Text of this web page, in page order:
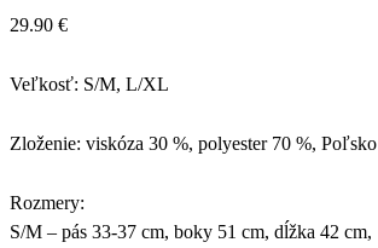
29.90 €
Veľkosť: S/M, L/XL
Zloženie: viskóza 30 %, polyester 70 %, Poľsko
Rozmery:
S/M – pás 33-37 cm, boky 51 cm, dĺžka 42 cm,